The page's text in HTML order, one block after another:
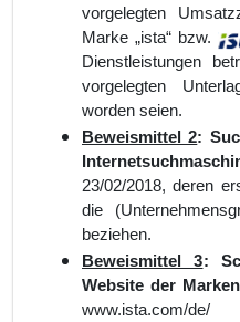
vorgelegten
Marke „ista“ bzw.
Dienstleistungen
vorgelegten
worden seien.
Beweismittel 2:
23/02/2018, deren
die
beziehen.
Beweismittel 3:
Website der
www.ista.com/